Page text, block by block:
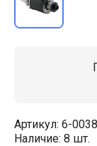
Артикул: 6-0038
Наличие: 8 шт.